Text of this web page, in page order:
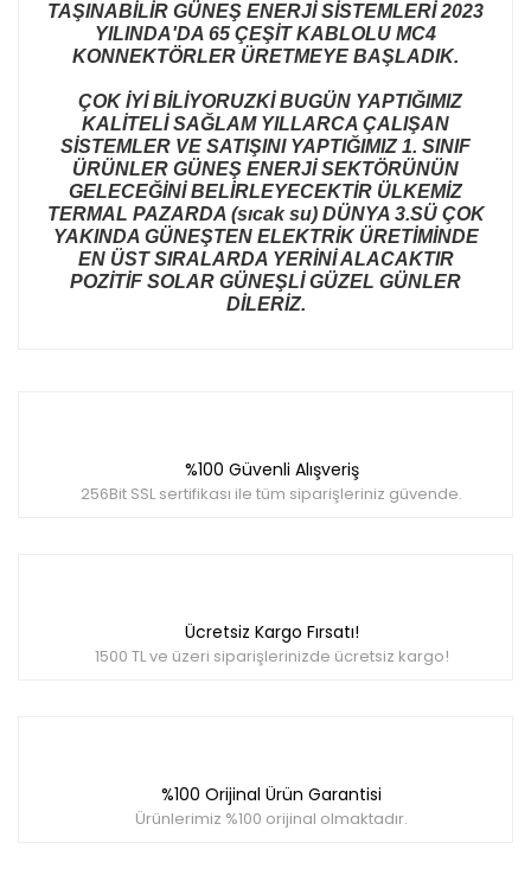
TAŞINABİLİR GÜNEŞ ENERJİ SİSTEMLERİ 2023
YILINDA'DA 65 ÇEŞİT KABLOLU MC4
KONNEKTÖRLER ÜRETMEYE BAŞLADIK.
ÇOK İYİ BİLİYORUZKİ BUGÜN YAPTIĞIMIZ
KALİTELİ SAĞLAM YILLARCA ÇALIŞAN
SİSTEMLER VE SATIŞINI YAPTIĞIMIZ 1. SINIF
ÜRÜNLER GÜNEŞ ENERJİ SEKTÖRÜNÜN
GELECEĞİNİ BELİRLEYECEKTİR ÜLKEMİZ
TERMAL PAZARDA (sıcak su) DÜNYA 3.SÜ ÇOK
YAKINDA GÜNEŞTEN ELEKTRİK ÜRETİMİNDE
EN ÜST SIRALARDA YERİNİ ALACAKTIR
POZİTİF SOLAR GÜNEŞLİ GÜZEL GÜNLER
DİLERİZ.
Yorum Yaz
Ürün resmi kalitesiz, bozuk veya görüntülenemiyor.
Bu ürüne benzer farklı alternatifler olmalı.
%100 Güvenli Alışveriş
256Bit SSL sertifikası ile tüm siparişleriniz güvende.
Ücretsiz Kargo Fırsatı!
1500 TL ve üzeri siparişlerinizde ücretsiz kargo!
%100 Orijinal Ürün Garantisi
Ürünlerimiz %100 orijinal olmaktadır.